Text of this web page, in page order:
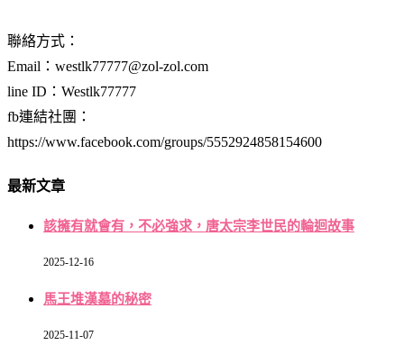
聯絡方式：
Email：westlk77777@zol-zol.com
line ID：Westlk77777
fb連結社團：
https://www.facebook.com/groups/5552924858154600
最新文章
該擁有就會有，不必強求，唐太宗李世民的輪迴故事
2025-12-16
馬王堆漢墓的秘密
2025-11-07